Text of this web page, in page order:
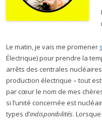
Le matin, je vais me promener
Électrique) pour prendre la
arrêts des centrales
production électrique – tout
par cœur le nom de mes
si l’unité concernée est
types d’indisponibilités. Lorsque